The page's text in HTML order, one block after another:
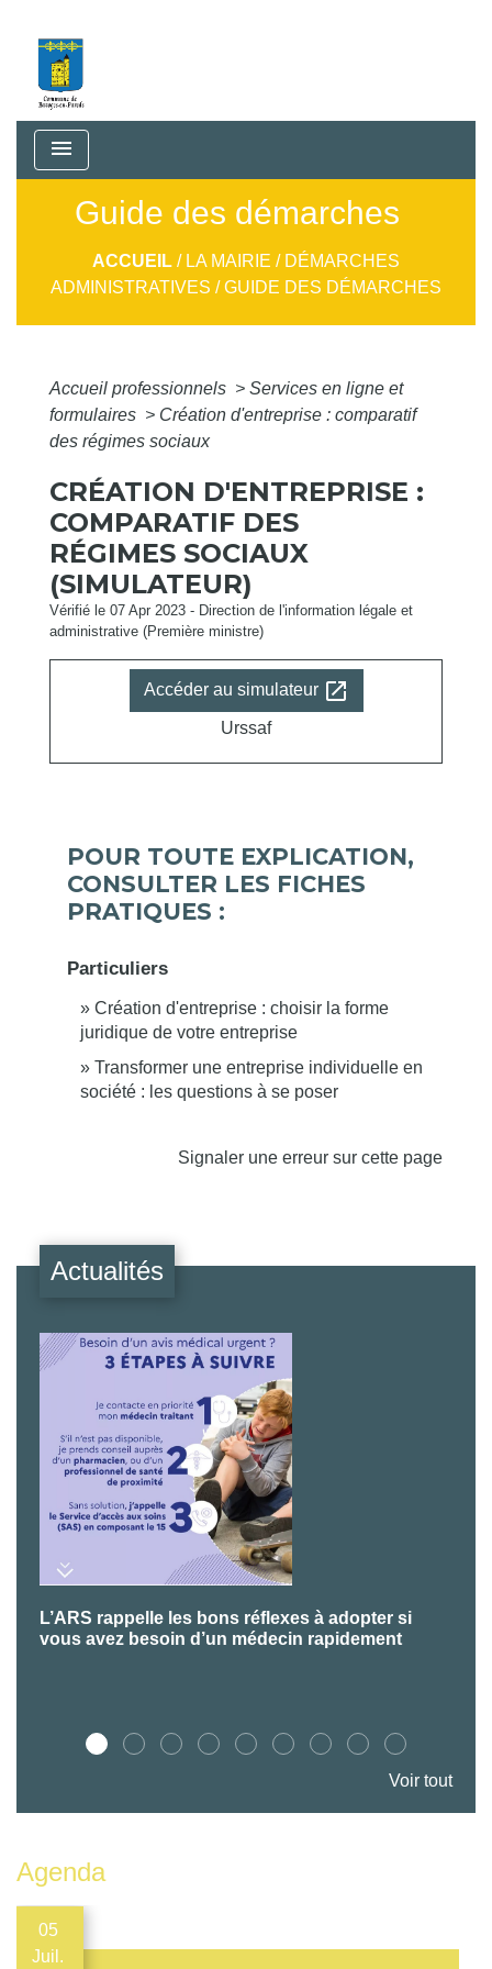
menu
Guide des démarches
ACCUEIL / LA MAIRIE / DÉMARCHES
ADMINISTRATIVES /GUIDE DES DÉMARCHES
Accueil professionnels > Services en ligne et
formulaires > Création d'entreprise : comparatif
des régimes sociaux
CRÉATION D'ENTREPRISE :
COMPARATIF DES
RÉGIMES SOCIAUX
(SIMULATEUR)
Vérifié le 07 Apr 2023 - Direction de l'information légale et
administrative (Première ministre)
Accéder au simulateur open_in_new
Urssaf
POUR TOUTE EXPLICATION,
CONSULTER LES FICHES
PRATIQUES :
Particuliers
Création d'entreprise : choisir la forme
juridique de votre entreprise
Transformer une entreprise individuelle en
société : les questions à se poser
Signaler une erreur sur cette page
Actualités
L’ARS rappelle les bons réflexes à adopter si
vous avez besoin d’un médecin rapidement
Voir tout
Agenda
05
Juil.